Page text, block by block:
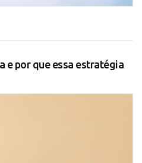
e por que essa estratégia